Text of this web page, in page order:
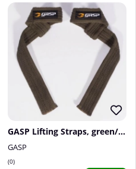
GASP Lifting Straps, green/black
GASP
0